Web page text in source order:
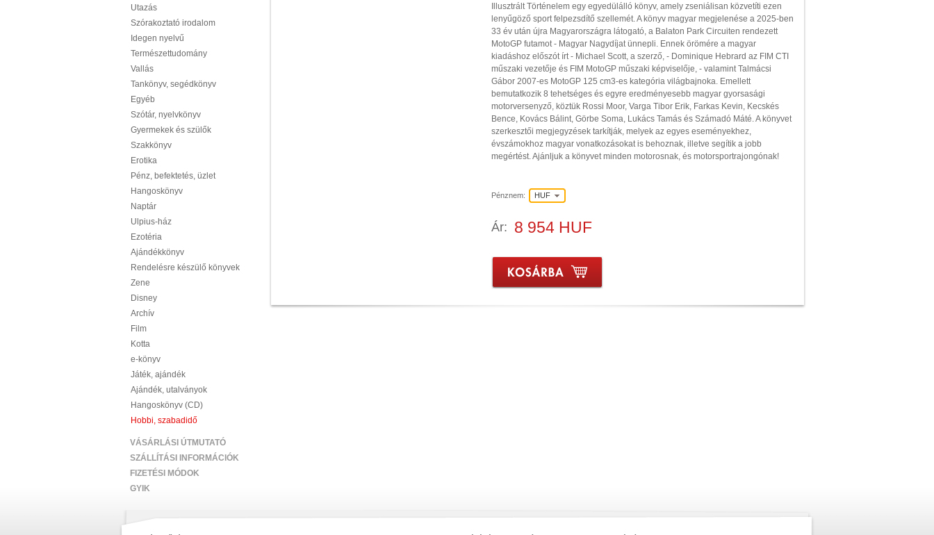
Utazás
Szórakoztató irodalom
Idegen nyelvű
Természettudomány
Vallás
Tankönyv, segédkönyv
Egyéb
Szótár, nyelvkönyv
Gyermekek és szülők
Szakkönyv
Erotika
Pénz, befektetés, üzlet
Hangoskönyv
Naptár
Ulpius-ház
Ezotéria
Ajándékkönyv
Rendelésre készülő könyvek
Zene
Disney
Archív
Film
Kotta
e-könyv
Játék, ajándék
Ajándék, utalványok
Hangoskönyv (CD)
Hobbi, szabadidő
VÁSÁRLÁSI ÚTMUTATÓ
SZÁLLÍTÁSI INFORMÁCIÓK
FIZETÉSI MÓDOK
GYIK
Illusztrált Történelem egy egyedülálló könyv, amely zseniálisan közvetíti ezen
lenyűgöző sport felpezsdítő szellemét. A könyv magyar megjelenése a 2025-ben
33 év után újra Magyarországra látogató, a Balaton Park Circuiten rendezett
MotoGP futamot - Magyar Nagydíjat ünnepli. Ennek örömére a magyar
kiadáshoz előszót írt - Michael Scott, a szerző, - Dominique Hebrard az FIM CTI
műszaki vezetője és FIM MotoGP műszaki képviselője, - valamint Talmácsi
Gábor 2007-es MotoGP 125 cm3-es kategória világbajnoka. Emellett
bemutatkozik 8 tehetséges és egyre eredményesebb magyar gyorsasági
motorversenyző, köztük Rossi Moor, Varga Tibor Erik, Farkas Kevin, Kecskés
Bence, Kovács Bálint, Görbe Soma, Lukács Tamás és Számadó Máté. A könyvet
szerkesztői megjegyzések tarkítják, melyek az egyes eseményekhez,
évszámokhoz magyar vonatkozásokat is behoznak, illetve segítik a jobb
megértést. Ajánljuk a könyvet minden motorosnak, és motorsportrajongónak!
Pénznem: HUF
Ár: 8 954 HUF